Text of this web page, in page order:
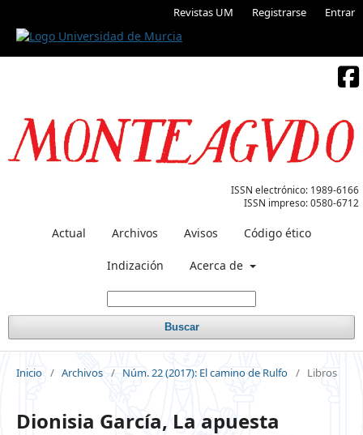
Revistas UM Registrarse Entrar
ISSN electrónico: 1989-6166
ISSN impreso:0580-6712
Actual Archivos Avisos Código ético
Indización Acerca de
Buscar
Inicio / Archivos / Núm. 22 (2017): El camino de Rulfo / Libros
Dionisia García, La apuesta